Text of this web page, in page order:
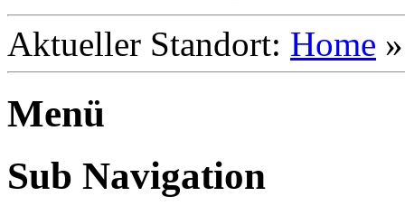
Aktueller Standort: Home
Menü
Sub Navigation